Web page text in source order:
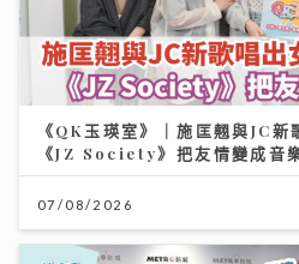
《QK玉瑛室》｜施匡翹與JC
《JZ Society》把友情變成音
07/08/2026